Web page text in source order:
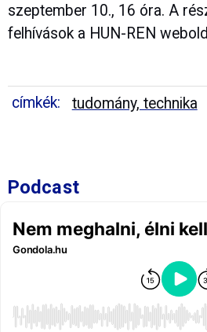
szeptember 10., 16 óra. A
felhívások a HUN-REN
címkék: tudomány, technika
Podcast